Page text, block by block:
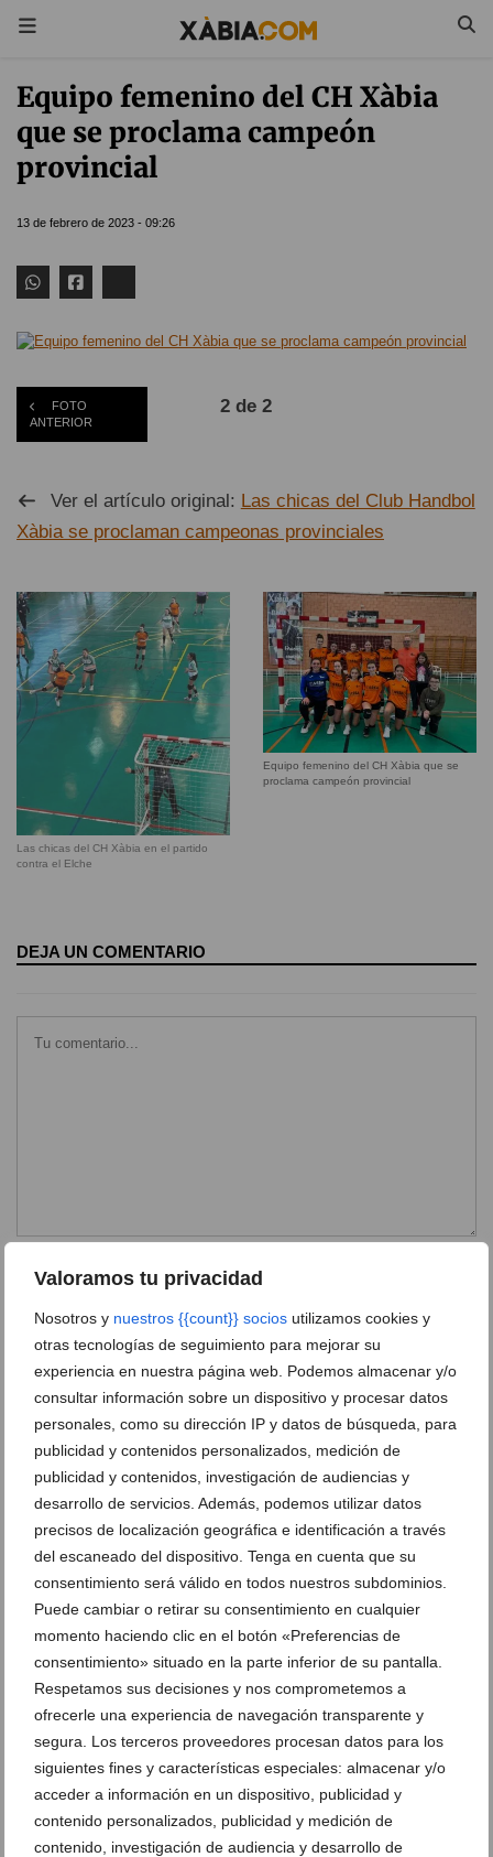
Valoramos tu privacidad
Nosotros y nuestros {{count}} socios utilizamos cookies y
otras tecnologías de seguimiento para mejorar su
experiencia en nuestra página web. Podemos almacenar y/o
consultar información sobre un dispositivo y procesar datos
personales, como su dirección IP y datos de búsqueda, para
publicidad y contenidos personalizados, medición de
publicidad y contenidos, investigación de audiencias y
desarrollo de servicios. Además, podemos utilizar datos
precisos de localización geográfica e identificación a través
del escaneado del dispositivo. Tenga en cuenta que su
consentimiento será válido en todos nuestros subdominios.
Puede cambiar o retirar su consentimiento en cualquier
momento haciendo clic en el botón «Preferencias de
consentimiento» situado en la parte inferior de su pantalla.
Respetamos sus decisiones y nos comprometemos a
ofrecerle una experiencia de navegación transparente y
segura. Los terceros proveedores procesan datos para los
siguientes fines y características especiales: almacenar y/o
acceder a información en un dispositivo, publicidad y
contenido personalizados, publicidad y medición de
contenido, investigación de audiencia y desarrollo de
Equipo femenino del CH Xàbia
que se proclama campeón
provincial
13 de febrero de 2023 - 09:26
FOTO
ANTERIOR
2 de 2
Ver el artículo original: Las chicas del Club Handbol
Xàbia se proclaman campeonas provinciales
Las chicas del CH Xàbia en el partido
contra el Elche
Equipo femenino del CH Xàbia que se
proclama campeón provincial
DEJA UN COMENTARIO
Ver promociones
Newsletter